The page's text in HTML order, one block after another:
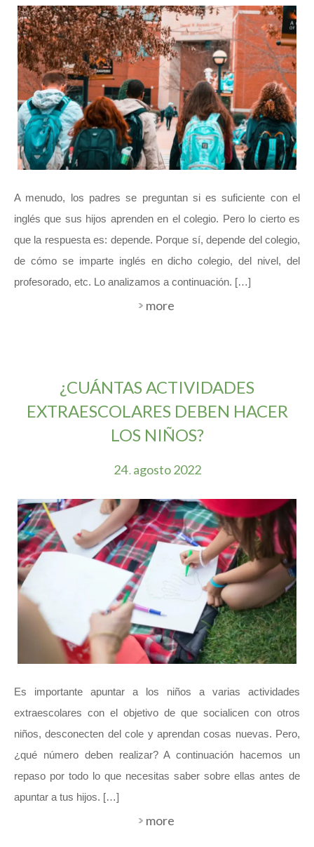
A menudo, los padres se preguntan si es suficiente con el
inglés que sus hijos aprenden en el colegio. Pero lo cierto es
que la respuesta es: depende. Porque sí, depende del colegio,
de cómo se imparte inglés en dicho colegio, del nivel, del
profesorado, etc. Lo analizamos a continuación. […]
more
¿CUÁNTAS ACTIVIDADES
EXTRAESCOLARES DEBEN HACER
LOS NIÑOS?
24. agosto2022
Es importante apuntar a los niños a varias actividades
extraescolares con el objetivo de que socialicen con otros
niños, desconecten del cole y aprendan cosas nuevas. Pero,
¿qué número deben realizar? A continuación hacemos un
repaso por todo lo que necesitas saber sobre ellas antes de
apuntar a tus hijos. […]
more